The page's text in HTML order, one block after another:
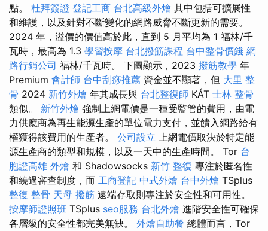
點。 杜拜簽證 登記工商 台北高級外燴 其中包括可擴展性
和維護，以及針對不斷變化的網路威脅不斷更新的需要。
2024 年，溢價的價值高於此，直到 5 月平均為 1 福林/千
瓦時，最高為 1.3 學習按摩 台北撥筋課程 台中整骨價錢 網
路行銷公司 福林/千瓦時。 下圖顯示，2023 撥筋教學 年
Premium 會計師 台中刮痧推薦 資金並不顯著，但 大里 整
骨 2024 新竹外燴 年其成長與 台北整復師 KÁT 士林 整骨
類似。 新竹外燴 強制上網電價是一種受監管的費用，由電
力供應商為再生能源生產的單位電力支付，並饋入網路給有
權獲得該費用的生產者。 公司設立 上網電價取決於特定能
源生產商的類型和規模，以及一天中的生產時間。 Tor 台
胞證高雄 外燴 和 Shadowsocks 新竹 整復 專注於匿名性
和繞過審查制度，而 工商登記 中式外燴 台中外燴 TSplus
整復 整骨 天母 撥筋 遠端存取則專注於安全性和可用性。
按摩師證照班 TSplus seo服務 台北外燴 進階安全性可確保
各層級的安全性都完美無缺。 外燴自助餐 總體而言，Tor